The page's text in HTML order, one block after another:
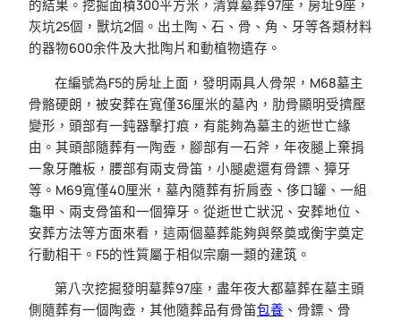
的結果。挖掘面積300平方米，清算墓葬97座，房址9座，
灰坑25個，獸坑2個。出土陶、石、骨、角、牙等各類材料
的器物600余件及大批陶片和動植物遺存。
在編號為F5的房址上面，發明兩具人骨架，M68墓主
骨骼硬朗，被安葬在寬僅36厘米的墓內，肋骨顯明受擠壓
變形，頭部有一鈍器擊打痕，有能夠為墓主的逝世亡緣
由。其頭部隨葬有一陶壺，腳部有一石斧，年夜腿上棄捐
一象牙雕板，腰部有兩支骨笛，小腿處還有骨鏢、獐牙
等。M69寬僅40厘米，墓內隨葬有折肩壺、侈口罐、一組
龜甲、兩支骨笛和一個獐牙。從逝世亡狀況、安葬地位、
安葬方法等方面來看，這兩個墓葬能夠與祭奠或衡宇奠定
行動相干。F5的性質屬于相似宗廟一類的建筑。
第八次挖掘發明墓葬97座，盡年夜大都墓葬在墓主頭
側隨葬有一個陶壺，其他隨葬品有骨笛包養 、骨鏢、骨